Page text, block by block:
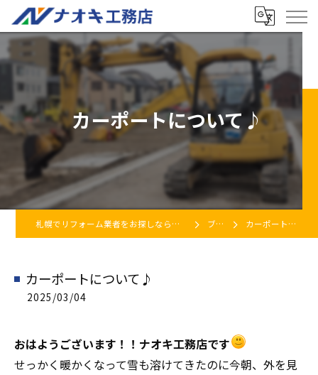
カーポートについて♪
札幌でリフォーム業者をお探しなら株式会社ナオキ工務店 ブログ カーポートについて♪
カーポートについて♪
2025/03/04
おはようございます！！ナオキ工務店です
せっかく暖かくなって雪も溶けてきたのに今朝、外を見